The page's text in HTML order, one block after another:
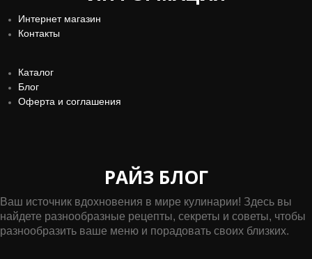
Интернет магазин
Контакты
Каталог
Блог
Оферта и соглашения
РАЙЗ БЛОГ
Ваш источник вдохновения в мире кулинарии! Здесь вы
найдете разнообразные рецепты, секреты и советы, чтобы
разнообразить ваше меню и порадовать своих близких.